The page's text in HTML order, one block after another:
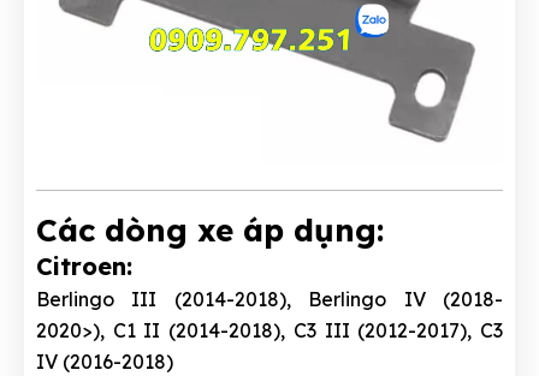
Các dòng xe áp dụng:
Citroen:
Berlingo III (2014-2018), Berlingo IV (2018-
2020>), C1 II (2014-2018), C3 III (2012-2017), C3
IV (2016-2018)